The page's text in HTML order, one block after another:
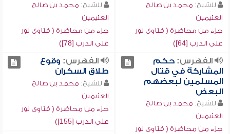
للشيخ: محمد بن صالح
العثيمين
جزء من محاضرة ( فتاوى نور
على الدرب [64])
للشيخ: محمد بن صالح
العثيمين
جزء من محاضرة ( فتاوى نور
على الدرب [78])
الفهرس:حكم
المشاركة في قتال
المسلمين لبعضهم
البعض
للشيخ: محمد بن صالح
العثيمين
جزء من محاضرة ( فتاوى نور
الفهرس: وقوع
طلاق السكران
للشيخ: محمد بن صالح
العثيمين
جزء من محاضرة ( فتاوى نور
على الدرب [155])